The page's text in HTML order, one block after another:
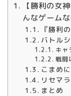
【勝利の女
んなゲーム
『勝利
バトル
キャ
戦闘
こまめ
リセマ
まとめ